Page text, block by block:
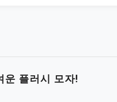
운 플러시 모자!